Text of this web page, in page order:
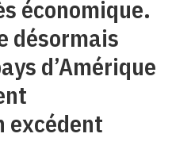
économique.
désormais
d’Amérique
excédent